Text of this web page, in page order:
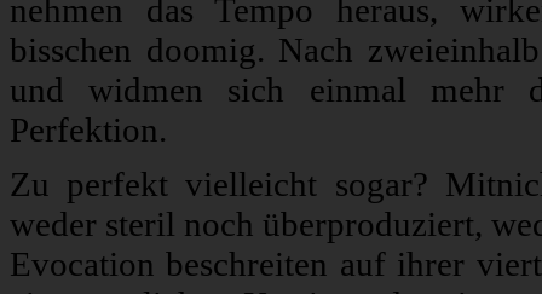
nehmen das Tempo heraus,
bisschen doomig. Nach
und widmen sich einmal mehr
Perfektion.
Zu perfekt vielleicht sogar?
weder steril noch überproduziert,
Evocation beschreiten auf ihrer